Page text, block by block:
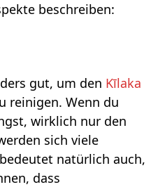
beschreiben:
gut, um den Kīlaka
reinigen. Wenn du
wirklich nur den
sich viele
natürlich auch,
dass